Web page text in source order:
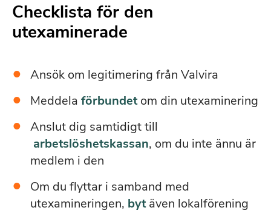
Checklista för den
utexaminerade
Ansök om legitimering från Valvira
Meddela förbundetom din utexaminering
Anslut dig samtidigt till
arbetslöshetskassan, om du inte ännu är
medlem i den
Om du flyttar i samband med
utexamineringen, bytäven lokalförening